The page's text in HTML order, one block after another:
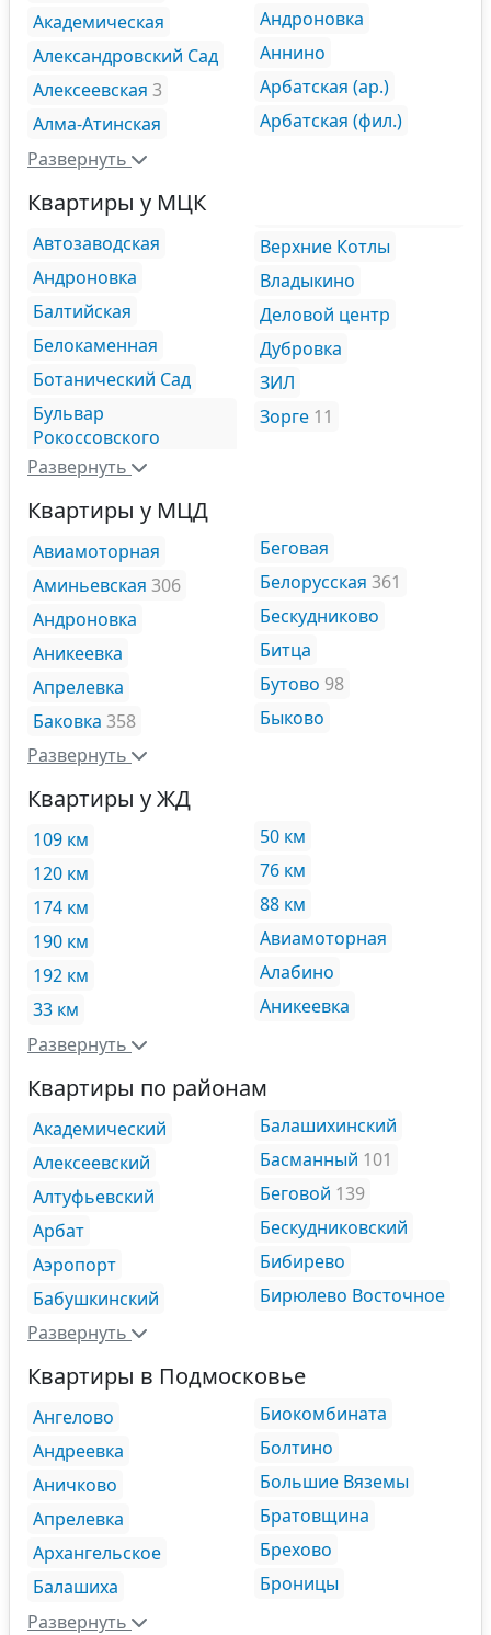
Академическая
Александровский Сад
Алексеевская 3
Алма-Атинская
Андроновка
Аннино
Арбатская (ар.)
Арбатская (фил.)
Развернуть
Квартиры у МЦК
Автозаводская
Андроновка
Балтийская
Белокаменная
Ботанический Сад
Бульвар
Рокоссовского
Верхние Котлы
Владыкино
Деловой центр
Дубровка
ЗИЛ
Зорге 11
Развернуть
Квартиры у МЦД
Авиамоторная
Аминьевская 306
Андроновка
Аникеевка
Апрелевка
Баковка 358
Беговая
Белорусская 361
Бескудниково
Битца
Бутово 98
Быково
Развернуть
Квартиры у ЖД
109 км
120 км
174 км
190 км
192 км
33 км
50 км
76 км
88 км
Авиамоторная
Алабино
Аникеевка
Развернуть
Квартиры по районам
Академический
Алексеевский
Алтуфьевский
Арбат
Аэропорт
Бабушкинский
Балашихинский
Басманный 101
Беговой 139
Бескудниковский
Бибирево
Бирюлево Восточное
Развернуть
Квартиры в Подмосковье
Ангелово
Андреевка
Аничково
Апрелевка
Архангельское
Балашиха
Биокомбината
Болтино
Большие Вяземы
Братовщина
Брехово
Броницы
Развернуть